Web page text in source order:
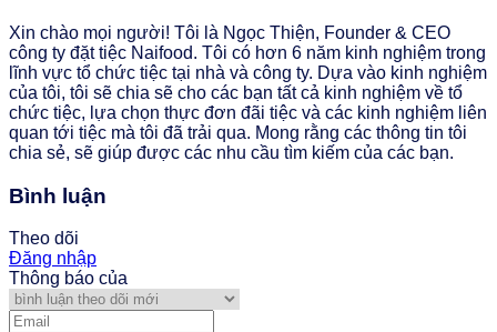
Xin chào mọi người! Tôi là Ngọc Thiện, Founder & CEO
công ty đặt tiệc Naifood. Tôi có hơn 6 năm kinh nghiệm trong
lĩnh vực tổ chức tiệc tại nhà và công ty. Dựa vào kinh nghiệm
của tôi, tôi sẽ chia sẽ cho các bạn tất cả kinh nghiệm về tổ
chức tiệc, lựa chọn thực đơn đãi tiệc và các kinh nghiệm liên
quan tới tiệc mà tôi đã trải qua. Mong rằng các thông tin tôi
chia sẻ, sẽ giúp được các nhu cầu tìm kiếm của các bạn.
Bình luận
Theo dõi
Đăng nhập
Thông báo của